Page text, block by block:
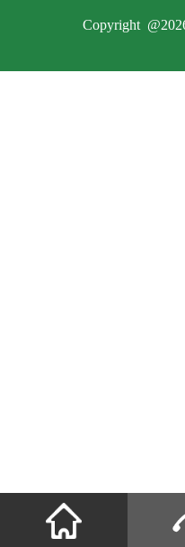
Copyright